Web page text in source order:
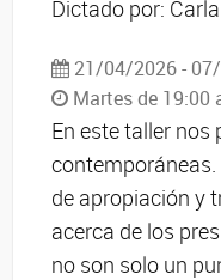
Dictado por:
21/04/2026 -
Martes de 19:00
En este taller
de apropiación y
acerca de los
no son solo un